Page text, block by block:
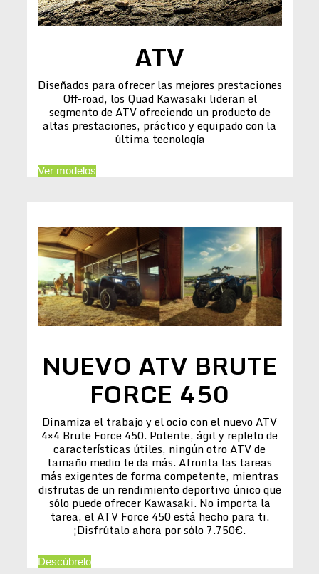
ATV
Diseñados para ofrecer las mejores prestaciones
Off-road, los Quad Kawasaki lideran el
segmento de ATV ofreciendo un producto de
altas prestaciones, práctico y equipado con la
última tecnología
Ver modelos
NUEVO ATV BRUTE
FORCE 450
Dinamiza el trabajo y el ocio con el nuevo ATV
4×4 Brute Force 450. Potente, ágil y repleto de
características útiles, ningún otro ATV de
tamaño medio te da más. Afronta las tareas
más exigentes de forma competente, mientras
disfrutas de un rendimiento deportivo único que
sólo puede ofrecer Kawasaki. No importa la
tarea, el ATV Force 450 está hecho para ti.
¡Disfrútalo ahora por sólo 7.750€.
Descúbrelo